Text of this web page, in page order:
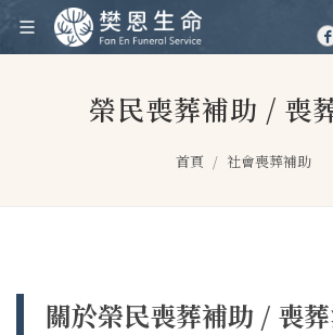
榮民喪葬補助 / 喪
首頁 社會喪葬補助
關於榮民喪葬補助 / 喪